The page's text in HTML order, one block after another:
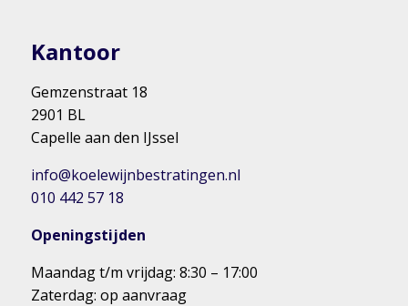
Kantoor
Gemzenstraat 18
2901 BL
Capelle aan den IJssel
info@koelewijnbestratingen.nl
010 442 57 18
Openingstijden
Maandag t/m vrijdag: 8:30 – 17:00
Zaterdag: op aanvraag